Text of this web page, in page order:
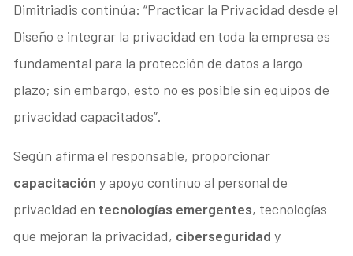
Dimitriadis continúa: “Practicar la Privacidad desde el
Diseño e integrar la privacidad en toda la empresa es
fundamental para la protección de datos a largo
plazo; sin embargo, esto no es posible sin equipos de
privacidad capacitados”.
Según afirma el responsable, proporcionar
capacitacióny apoyo continuo al personal de
privacidad en tecnologías emergentes, tecnologías
que mejoran la privacidad, ciberseguridady